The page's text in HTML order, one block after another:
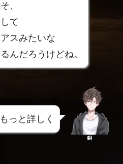
、
て
スみたいな
んだろうけどね。
っと詳しく
銅